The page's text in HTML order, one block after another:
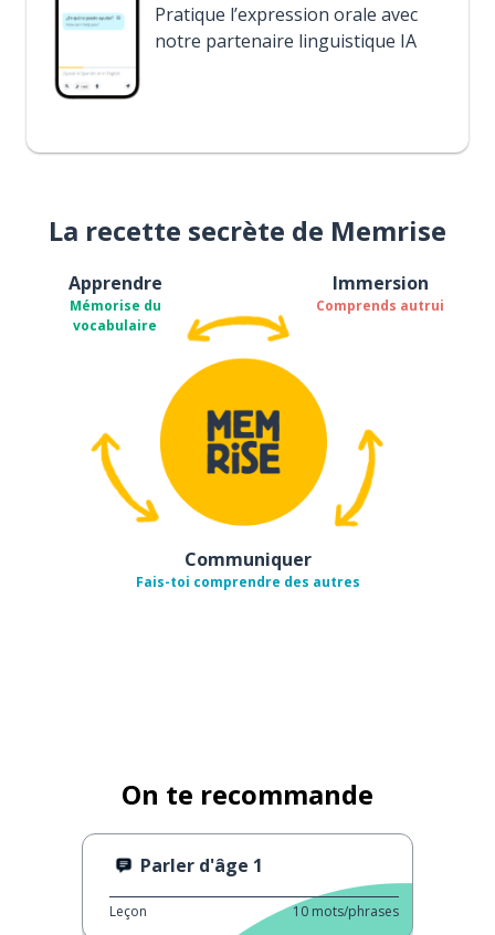
Pratique l’expression orale avec
notre partenaire linguistique IA
La recette secrète de Memrise
Apprendre
Mémorise du
vocabulaire
Immersion
Comprends autrui
Communiquer
Fais-toi comprendre des autres
On te recommande
Parler d'âge 1
Leçon 10 mots/phrases